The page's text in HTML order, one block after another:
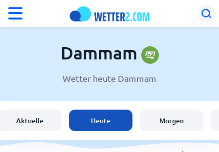
Wetter in Dammam
Schweiz
Dammam
Wetter heute Dammam
Aktuelle Heute Morgen